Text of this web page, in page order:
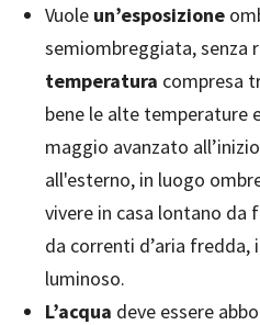
Vuole un’esposizione
semiombreggiata, senza
temperatura compresa
bene le alte temperature
maggio avanzato
all'esterno, in luogo
vivere in casa lontano da
da correnti d’aria
luminoso.
L’acqua deve essere